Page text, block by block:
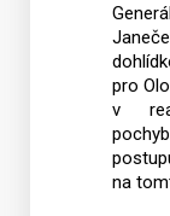
pro
v
na